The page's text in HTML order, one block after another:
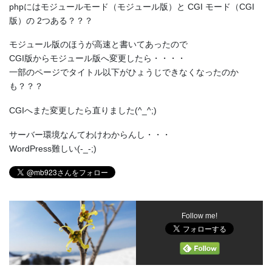
phpにはモジュールモード（モジュール版）と CGI モード（CGI
版）の 2つある？？？
モジュール版のほうが高速と書いてあったので
CGI版からモジュール版へ変更したら・・・・
一部のページでタイトル以下がひょうじできなくなったのか
も？？？
CGIへまた変更したら直りました(^_^;)
サーバー環境なんてわけわからんし・・・
WordPress難しい(-_-;)
Follow me!